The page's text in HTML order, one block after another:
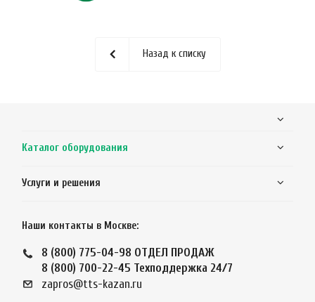
Назад к списку
Каталог оборудования
Услуги и решения
Наши контакты в Москве:
8 (800) 775-04-98 ОТДЕЛ ПРОДАЖ
8 (800) 700-22-45 Техподдержка 24/7
zapros@tts-kazan.ru